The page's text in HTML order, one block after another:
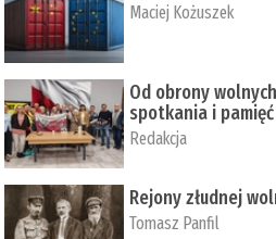
Maciej Kożuszek
Od obrony
spotkania i
Redakcja
Rejony złudnej
Tomasz Panfil